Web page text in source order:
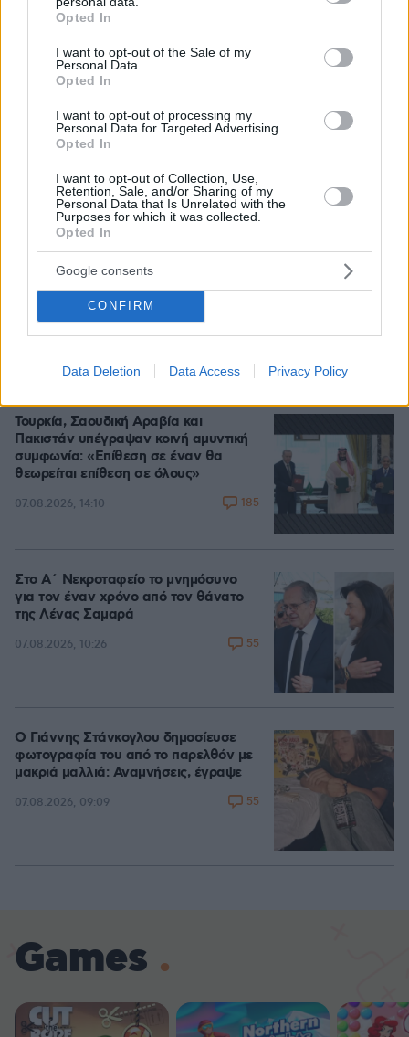
grant or deny consent to Google and its third-party tags to
use your data for below specified purposes in below Google
consent section.
Opted In
I want to opt-out of the Sale of my
Personal Data.
Opted In
I want to opt-out of processing my
Personal Data for Targeted Advertising.
Opted In
I want to opt-out of Collection, Use,
Retention, Sale, and/or Sharing of my
Personal Data that Is Unrelated with the
Purposes for which it was collected.
Opted In
Google consents
CONFIRM
Data Deletion Data Access Privacy Policy
σιωπή στην απολογία
07.08.2026, 07:19
22 χρόνια από τα εγκαίνια της
γέφυρας Ρίου-Αντιρρίου: Αντέχει
πρόσκρουση με δεξαμενόπλοιο,
07.08.2026, 09:08 29
Βόρεια Εύβοια: Οι 14 λίμνες που
γεννήθηκαν από εγκαταλελειμμένα
μεταλλεία δημιουργώντας ένα
μοναδικό οικοσύστημα, δείτε
αεροφωτογραφίες
15
Τουρκία, Σαουδική Αραβία και
Πακιστάν υπέγραψαν κοινή αμυντική
συμφωνία: «Επίθεση σε έναν θα
θεωρείται επίθεση σε όλους»
07.08.2026, 14:10 185
Στο Α΄ Νεκροταφείο το μνημόσυνο
για τον έναν χρόνο από τον θάνατο
της Λένας Σαμαρά
07.08.2026, 10:26 55
Ο Γιάννης Στάνκογλου δημοσίευσε
φωτογραφία του από το παρελθόν με
μακριά μαλλιά: Αναμνήσεις, έγραψε
07.08.2026, 09:09 55
Games